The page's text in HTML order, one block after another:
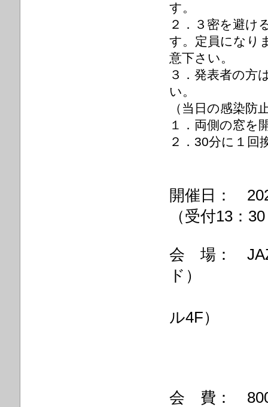
す。
２．３密を避け
す。定員になり
意下さい。
３．発表者の方
い。
（当日の感染防
１．両側の窓を
２．30分に１回
開催日：
（受付13：
会 場：
ド）
ル4F）
会 費： 800